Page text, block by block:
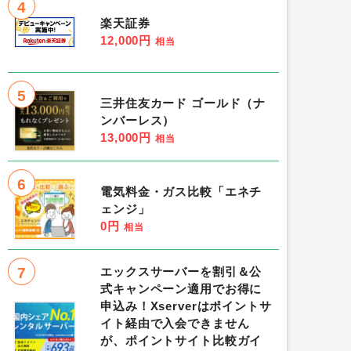
4
楽天証券
12,000円 相当
5
三井住友カード ゴールド（ナ
ンバーレス）
13,000円 相当
6
電気料金・ガス比較「エネチ
ェンジ」
0円 相当
7
エックスサーバーを割引＆公
式キャンペーン適用でお得に
申込み！Xserverはポイントサ
イト経由で入会できません
が、ポイントサイト比較ガイ